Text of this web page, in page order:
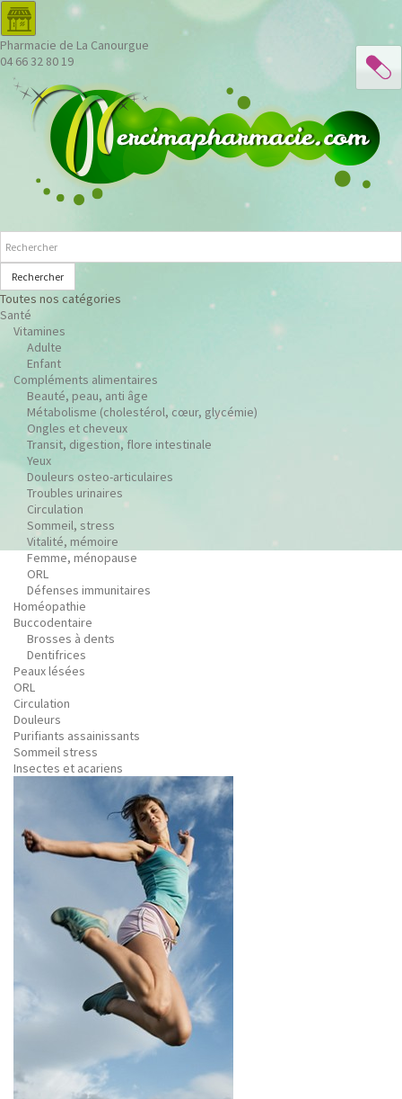
Pharmacie de La Canourgue
04 66 32 80 19
Rechercher
Toutes nos catégories
Santé
Vitamines
Adulte
Enfant
Compléments alimentaires
Beauté, peau, anti âge
Métabolisme (cholestérol, cœur, glycémie)
Ongles et cheveux
Transit, digestion, flore intestinale
Yeux
Douleurs osteo-articulaires
Troubles urinaires
Circulation
Sommeil, stress
Vitalité, mémoire
Femme, ménopause
ORL
Défenses immunitaires
Homéopathie
Buccodentaire
Brosses à dents
Dentifrices
Peaux lésées
ORL
Circulation
Douleurs
Purifiants assainissants
Sommeil stress
Insectes et acariens